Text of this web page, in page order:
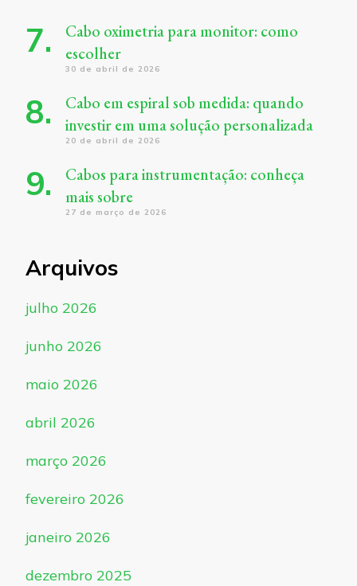
Cabo oximetria para monitor: como
escolher
30 de abril de 2026
Cabo em espiral sob medida: quando
investir em uma solução personalizada
20 de abril de 2026
Cabos para instrumentação: conheça
mais sobre
27 de março de 2026
Arquivos
julho 2026
junho 2026
maio 2026
abril 2026
março 2026
fevereiro 2026
janeiro 2026
dezembro 2025